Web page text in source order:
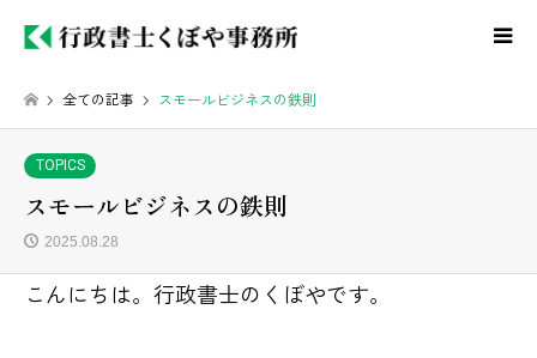
全ての記事 スモールビジネスの鉄則
TOPICS
スモールビジネスの鉄則
2025.08.28
こんにちは。行政書士のくぼやです。